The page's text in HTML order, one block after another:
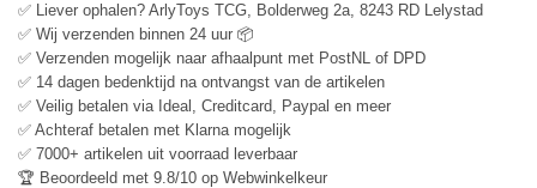
✅ Liever ophalen? ArlyToys TCG, Bolderweg 2a, 8243 RD Lelystad
✅ Wij verzenden binnen 24 uur 📦
✅ Verzenden mogelijk naar afhaalpunt met PostNL of DPD
✅ 14 dagen bedenktijd na ontvangst van de artikelen
✅ Veilig betalen via Ideal, Creditcard, Paypal en meer
✅ Achteraf betalen met Klarna mogelijk
✅ 7000+ artikelen uit voorraad leverbaar
🏆 Beoordeeld met 9.8/10 op Webwinkelkeur